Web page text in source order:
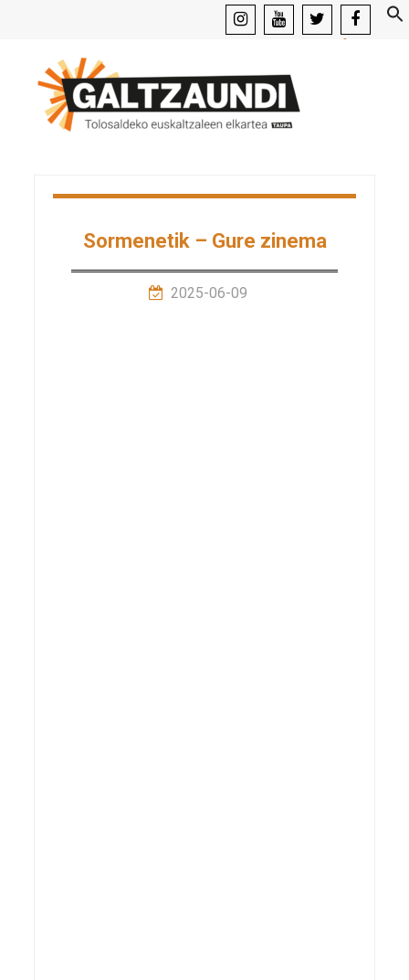
facebook
Sormenetik – Gure zinema
2025-06-09